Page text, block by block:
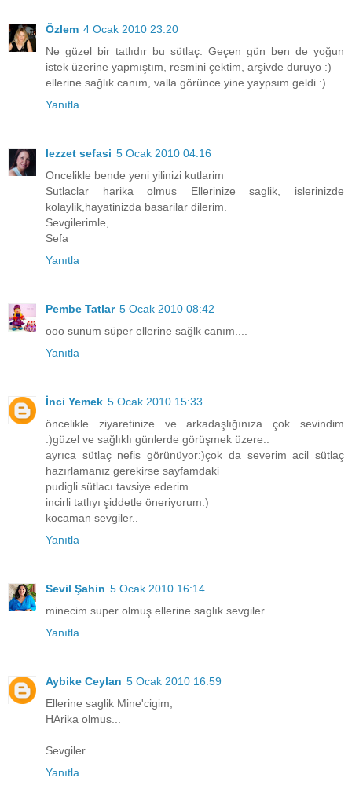
Özlem 4 Ocak 2010 23:20
Ne güzel bir tatlıdır bu sütlaç. Geçen gün ben de yoğun
istek üzerine yapmıştım, resmini çektim, arşivde duruyo :)
ellerine sağlık canım, valla görünce yine yaypsım geldi :)
Yanıtla
lezzet sefasi 5 Ocak 2010 04:16
Oncelikle bende yeni yilinizi kutlarim
Sutlaclar harika olmus Ellerinize saglik, islerinizde
kolaylik,hayatinizda basarilar dilerim.
Sevgilerimle,
Sefa
Yanıtla
Pembe Tatlar 5 Ocak 2010 08:42
ooo sunum süper ellerine sağlk canım....
Yanıtla
İnci Yemek 5 Ocak 2010 15:33
öncelikle ziyaretinize ve arkadaşlığınıza çok sevindim
:)güzel ve sağlıklı günlerde görüşmek üzere..
ayrıca sütlaç nefis görünüyor:)çok da severim acil sütlaç
hazırlamanız gerekirse sayfamdaki
pudigli sütlacı tavsiye ederim.
incirli tatlıyı şiddetle öneriyorum:)
kocaman sevgiler..
Yanıtla
Sevil Şahin 5 Ocak 2010 16:14
minecim super olmuş ellerine saglık sevgiler
Yanıtla
Aybike Ceylan 5 Ocak 2010 16:59
Ellerine saglik Mine'cigim,
HArika olmus...
Sevgiler....
Yanıtla